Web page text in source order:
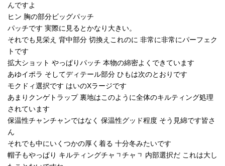
んですよ
ヒン 胸の部分ビッグパッチ
パッチです 実際に見るとかなり大きい。
それでも見栄え 背中部分 切換えこれのに 非常に非常にパーフェク
トです
拡大ショット やっぱりパッチ 本物の綿密よくできています
あゆイポラ そしてディテール部分 ひもは次のとおりです
モクドィ選択です はいのXラージです
あまりクンゲトラップ 裏地はこのように全体のキルティング処理
されています
保温性チャンチャンではなく 保温性グッド程度 そう見綿です皆さ
ん
それでも中にいくつかの厚く着る 十分冬みたいです
帽子もやっぱり キルティングチャᆨチャᆨ 内部選択だ これは大し